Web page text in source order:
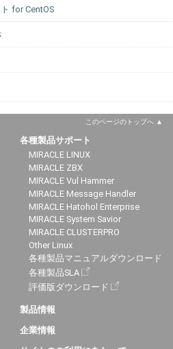
for CentOS
このページのトップへ
各種製品サポート
MIRACLE LINUX
MIRACLE ZBX
MIRACLE Vul Hammer
MIRACLE Message Handler
MIRACLE Hatohol Enterprise
MIRACLE System Savior
MIRACLE CLUSTERPRO
Other Linux
各種製品マニュアルダウンロード
各種製品SLA
評価版ダウンロード
製品情報
企業情報